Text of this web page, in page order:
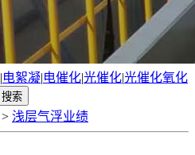
|电絮凝|电催化|光催化|光催化氧化
> 浅层气浮业绩